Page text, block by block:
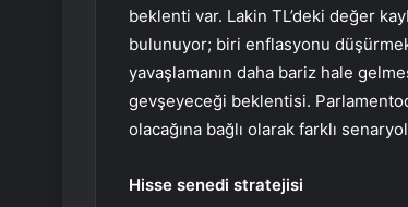
beklenti var. Lakin TL’deki değer
bulunuyor; biri enflasyonu
yavaşlamanın daha bariz hale
gevşeyeceği beklentisi.
olacağına bağlı olarak farklı
Hisse senedi stratejisi